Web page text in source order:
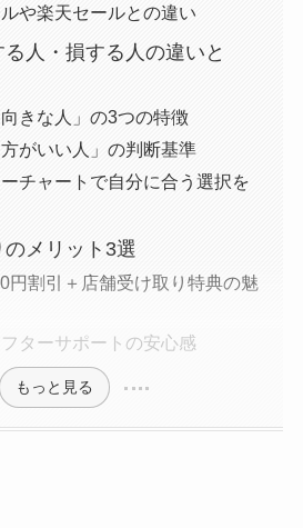
や楽天セールとの違い
人・損する人の違いと
向きな人」の3つの特徴
方がいい人」の判断基準
チャートで自分に合う選択を
メリット3選
円割引＋店舗受け取り特典の魅
ターサポートの安心感
もっと見る